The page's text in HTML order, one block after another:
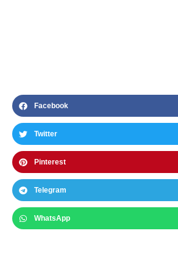
Facebook
Twitter
Pinterest
Telegram
WhatsApp